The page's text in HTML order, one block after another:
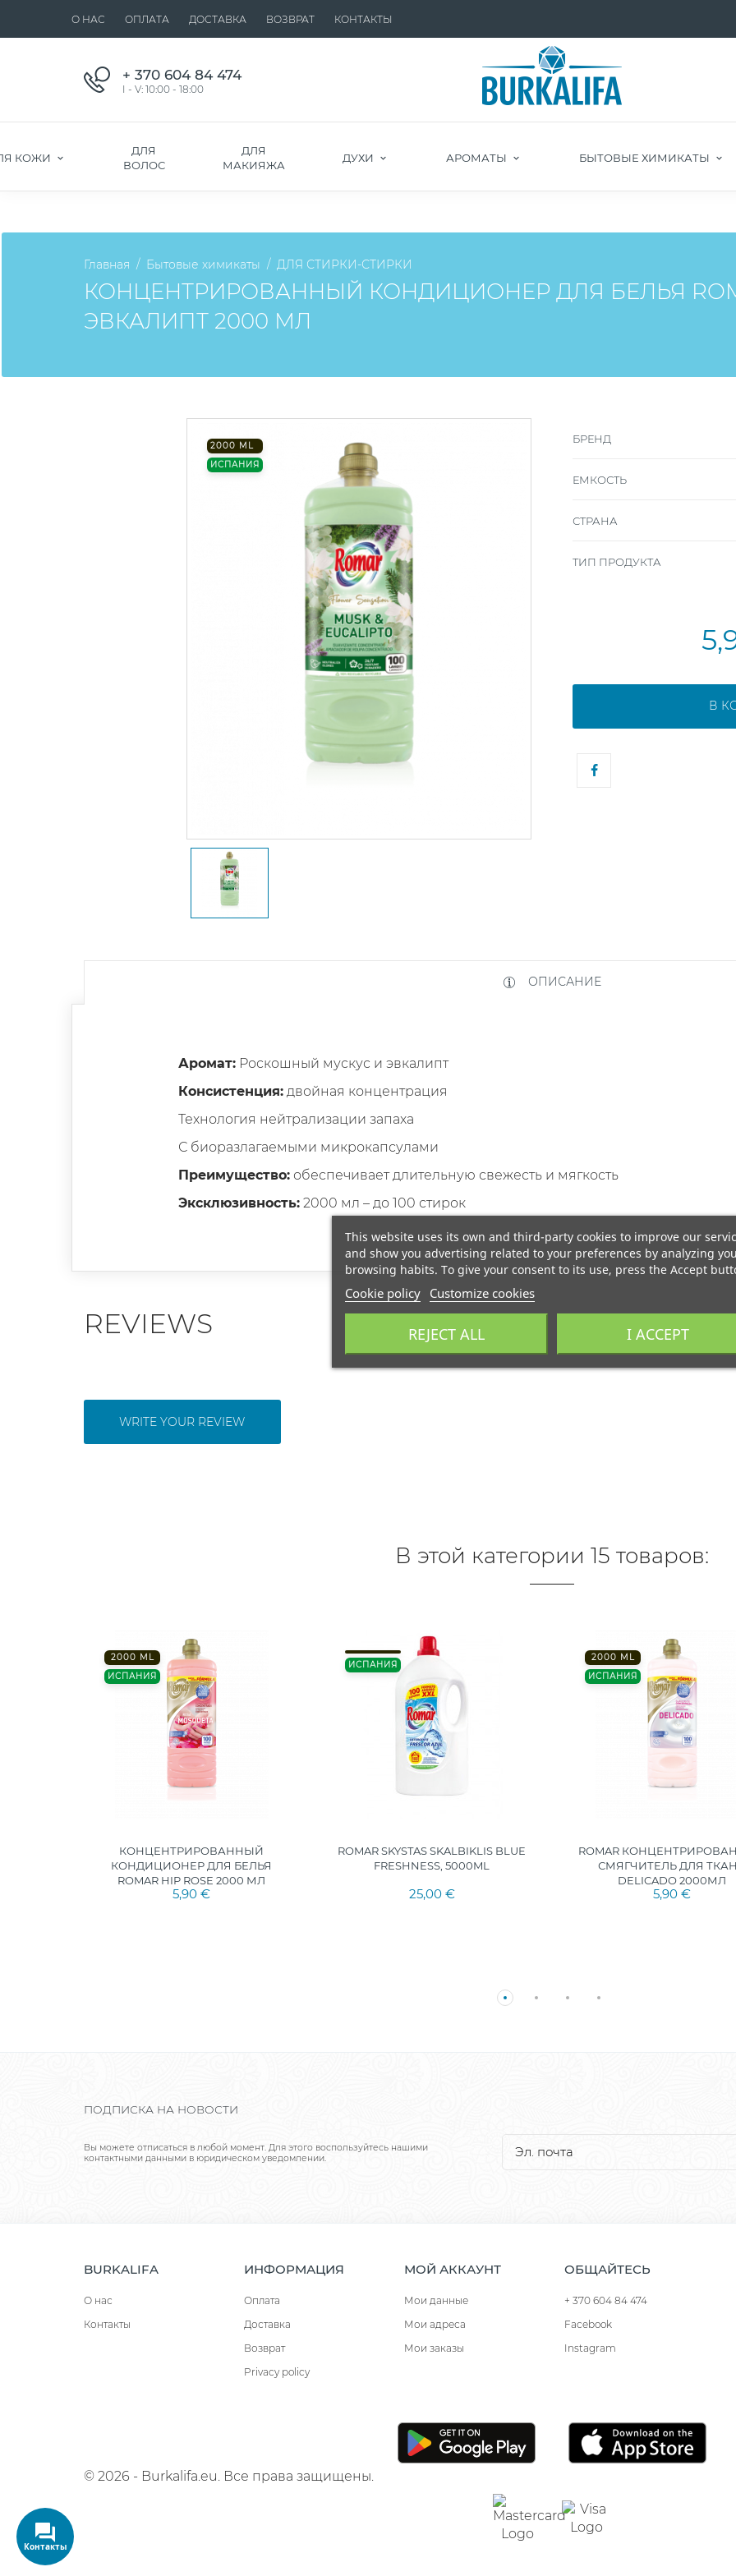
О НАС ОПЛАТА ДОСТАВКА ВОЗВРАТ КОНТАКТЫ
+ 370 604 84 474
I - V: 10:00 - 18:00
КОЖИ
ДЛЯ
ВОЛОС
ДЛЯ
МАКИЯЖА
ДУХИ АРОМАТЫ БЫТОВЫЕ ХИМИКАТЫ
Главная Бытовые химикаты ДЛЯ СТИРКИ-СТИРКИ
КОНЦЕНТРИРОВАННЫЙ КОНДИЦИОНЕР ДЛЯ БЕЛЬЯ
ЭВКАЛИПТ 2000 МЛ
2000 ML
ИСПАНИЯ
БРЕНД
ЕМКОСТЬ
СТРАНА
ТИП ПРОДУКТА
В
ОПИСАНИЕ
Аромат: Роскошный мускус и эвкалипт
Консистенция: двойная концентрация
Технология нейтрализации запаха
С биоразлагаемыми микрокапсулами
Преимущество: обеспечивает длительную свежесть и мягкость
Эксклюзивность: 2000 мл – до 100 стирок
REVIEWS
WRITE YOUR REVIEW
В этой категории 15 товаров:
2000 ML
ИСПАНИЯ
КОНЦЕНТРИРОВАННЫЙ
КОНДИЦИОНЕР ДЛЯ БЕЛЬЯ
ROMAR HIP ROSE 2000 МЛ
5,90 €
ИСПАНИЯ
ROMAR SKYSTAS SKALBIKLIS BLUE
FRESHNESS, 5000ML
25,00 €
2000 ML
ИСПАНИЯ
ROMAR
СМЯГЧИТЕЛЬ ДЛЯ
DELICADO 2000МЛ
5,90 €
ПОДПИСКА НА НОВОСТИ
Вы можете отписаться в любой момент. Для этого воспользуйтесь нашими
контактными данными в юридическом уведомлении.
BURKALIFA
О нас
Контакты
ИНФОРМАЦИЯ
Оплата
Доставка
Возврат
Privacy policy
МОЙ АККАУНТ
Мои данные
Мои адреса
Мои заказы
ОБЩАЙТЕСЬ
+ 370 604 84 474
Facebook
Instagram
© 2026 - Burkalifa.eu. Все права защищены.
This website uses its own and third-party cookies to improve our
and show you advertising related to your preferences by analyzing
browsing habits. To give your consent to its use, press the Accept
Cookie policy Customize cookies
REJECT ALL I ACCEPT
Контакты